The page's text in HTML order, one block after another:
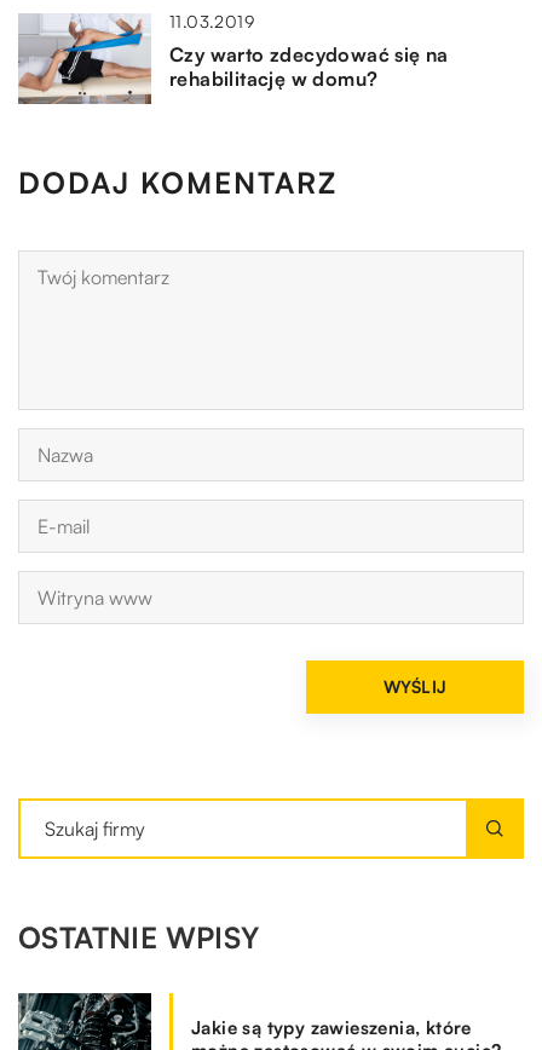
11.03.2019
Czy warto zdecydować się na
rehabilitację w domu?
DODAJ KOMENTARZ
OSTATNIE WPISY
Jakie są typy zawieszenia, które